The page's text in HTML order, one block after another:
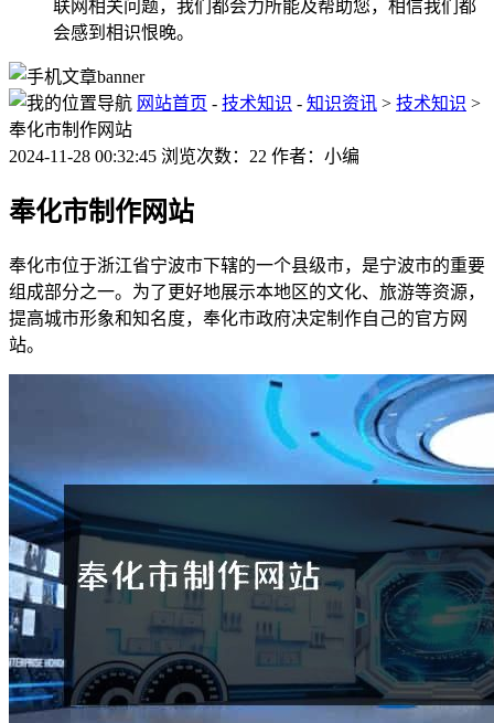
联网相关问题，我们都会力所能及帮助您，相信我们都
会感到相识恨晚。
网站首页 - 技术知识 - 知识资讯 > 技术知识 >
奉化市制作网站
2024-11-28 00:32:45 浏览次数：22 作者：小编
奉化市制作网站
奉化市位于浙江省宁波市下辖的一个县级市，是宁波市的重要
组成部分之一。为了更好地展示本地区的文化、旅游等资源，
提高城市形象和知名度，奉化市政府决定制作自己的官方网
站。